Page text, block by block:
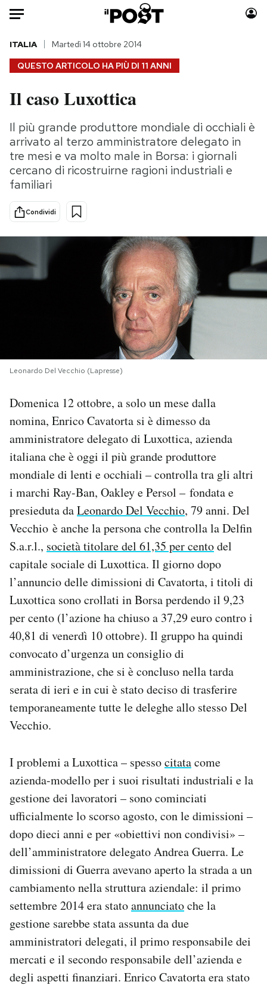
Auto
HOME
Italia
Politica
Tecnologia
Internet
Scienza
Cultura
Economia
Sport
Consumismi
Storie/Idee
Ok Boomer!
Mondiali calcio 2026
I MIEI PREFERITI
SHOP
AREA PERSONALE
Area Personale
Newsletter
Notifiche mobile
Regala il Post
QUESTO ARTICOLO HA PIÙ DI 11 ANNI
ITALIA Martedì 14 ottobre 2014
Il caso Luxottica
Il più grande produttore mondiale di occhiali è
arrivato al terzo amministratore delegato in
tre mesi e va molto male in Borsa: i giornali
cercano di ricostruirne ragioni industriali e
familiari
Condividi
Leonardo Del Vecchio (Lapresse)
Domenica 12 ottobre, a solo un mese dalla
nomina, Enrico Cavatorta si è dimesso da
amministratore delegato di Luxottica, azienda
italiana che è oggi il più grande produttore
mondiale di lenti e occhiali – controlla tra gli altri
i marchi Ray-Ban, Oakley e Persol – fondata e
presieduta daLeonardo Del Vecchio, 79 anni. Del
Vecchio è anche la persona che controlla la Delfin
S.a.r.l., società titolare del 61,35 per centodel
capitale sociale di Luxottica. Il giorno dopo
l’annuncio delle dimissioni di Cavatorta, i titoli di
Luxottica sono crollati in Borsa perdendo il 9,23
per cento (l’azione ha chiuso a 37,29 euro contro i
40,81 di venerdì 10 ottobre). Il gruppo ha quindi
convocato d’urgenza un consiglio di
amministrazione, che si è concluso nella tarda
serata di ieri e in cui è stato deciso di trasferire
temporaneamente tutte le deleghe allo stesso Del
Vecchio.
I problemi a Luxottica – spessocitatacome
azienda-modello per i suoi risultati industriali e la
gestione dei lavoratori – sono cominciati
ufficialmente lo scorso agosto, con le dimissioni –
dopo dieci anni e per «obiettivi non condivisi» –
dell’amministratore delegato Andrea Guerra. Le
dimissioni di Guerra avevano aperto la strada a un
cambiamento nella struttura aziendale: il primo
settembre 2014 era statoannunciatoche la
gestione sarebbe stata assunta da due
amministratori delegati, il primo responsabile dei
mercati e il secondo responsabile dell’azienda e
degli aspetti finanziari. Enrico Cavatorta era stato